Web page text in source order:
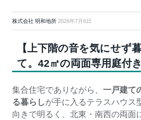
株式会社 明和地所 2026年7月6日
【上下階の音を気にせず
て。42㎡の両面専用庭付
集合住宅でありながら、 一戸建て
る暮らしが手に入るテラスハウス
向きで明るく、北東・南西の両面